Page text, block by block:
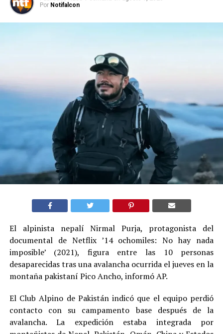
Por Notifalcon
El alpinista nepalí Nirmal Purja, protagonista del
documental de Netflix ’14 ochomiles: No hay nada
imposible’ (2021), figura entre las 10 personas
desaparecidas tras una avalancha ocurrida el jueves en la
montaña pakistaní Pico Ancho, informó AP.
El Club Alpino de Pakistán indicó que el equipo perdió
contacto con su campamento base después de la
avalancha. La expedición estaba integrada por